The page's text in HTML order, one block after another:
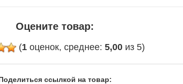
Оцените товар:
(1оценок, среднее: 5,00из 5)
ссылкой на товар: